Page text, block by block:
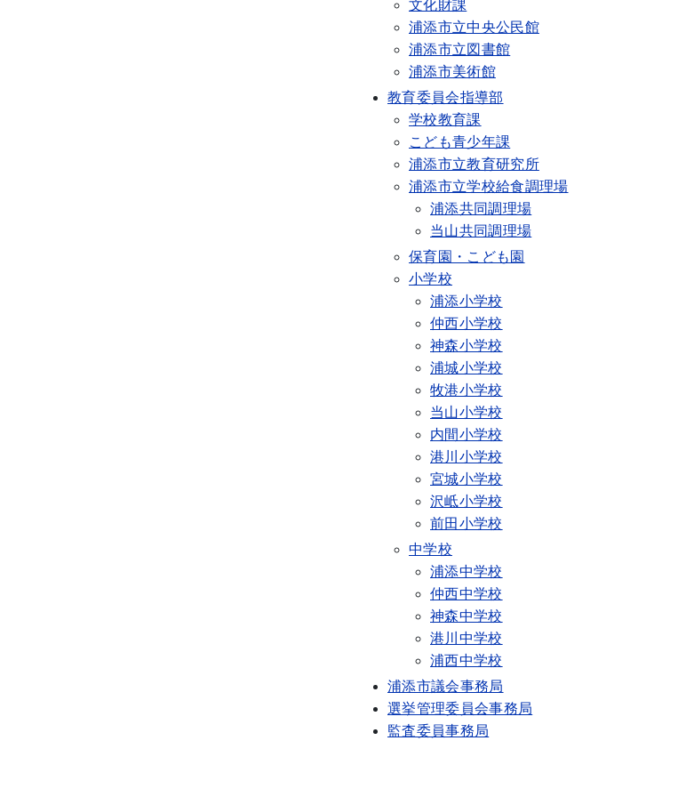
文化財課
浦添市立中央公民館
浦添市立図書館
浦添市美術館
教育委員会指導部
学校教育課
こども青少年課
浦添市立教育研究所
浦添市立学校給食調理場
浦添共同調理場
当山共同調理場
保育園・こども園
小学校
浦添小学校
仲西小学校
神森小学校
浦城小学校
牧港小学校
当山小学校
内間小学校
港川小学校
宮城小学校
沢岻小学校
前田小学校
中学校
浦添中学校
仲西中学校
神森中学校
港川中学校
浦西中学校
浦添市議会事務局
選挙管理委員会事務局
監査委員事務局